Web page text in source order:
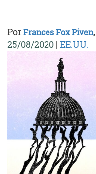
PorFrances Fox Piven,
25/08/2020 | EE.UU.